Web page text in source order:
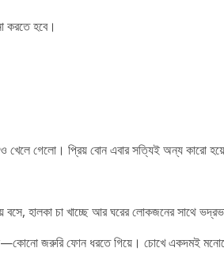
করতে হবে।
খেলে গেলো। প্রিয় বোন এবার সত্যিই অন্য কারো
হালকা চা খাচ্ছে আর ঘরের লোকজনের সাথে
জরুরি ফোন ধরতে গিয়ে। চোখে একদমই